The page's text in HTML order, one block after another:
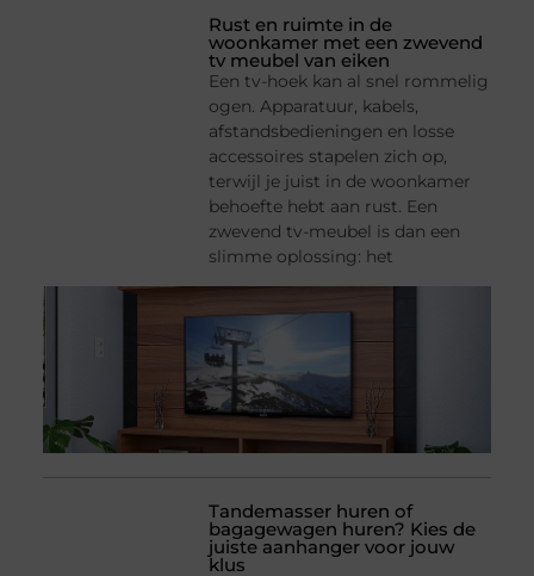
Rust en ruimte in de
woonkamer met een zwevend
tv meubel van eiken
Een tv-hoek kan al snel rommelig
ogen. Apparatuur, kabels,
afstandsbedieningen en losse
accessoires stapelen zich op,
terwijl je juist in de woonkamer
behoefte hebt aan rust. Een
zwevend tv-meubel is dan een
slimme oplossing: het
Tandemasser huren of
bagagewagen huren? Kies de
juiste aanhanger voor jouw
klus